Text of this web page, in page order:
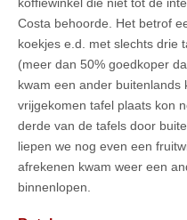
Costa behoorde. Het betrof
koekjes e.d. met slechts drie
(meer dan 50% goedkoper
kwam een ander
vrijgekomen tafel plaats kon
derde van de tafels door
liepen we nog even een
afrekenen kwam weer een
binnenlopen.